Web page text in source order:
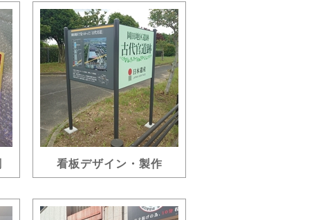
看板デザイン・製作